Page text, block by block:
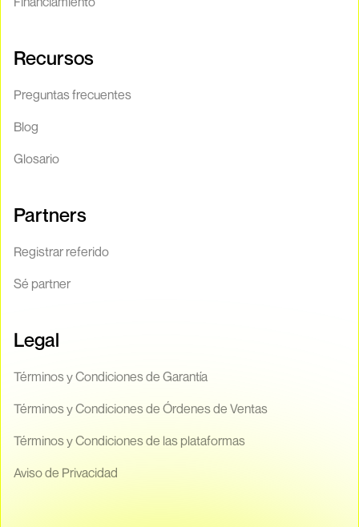
Recursos
Preguntas frecuentes
Blog
Glosario
Partners
Registrar referido
Sé partner
Legal
Términos y Condiciones de Garantía
Términos y Condiciones de Órdenes de Ventas
Términos y Condiciones de las plataformas
Aviso de Privacidad